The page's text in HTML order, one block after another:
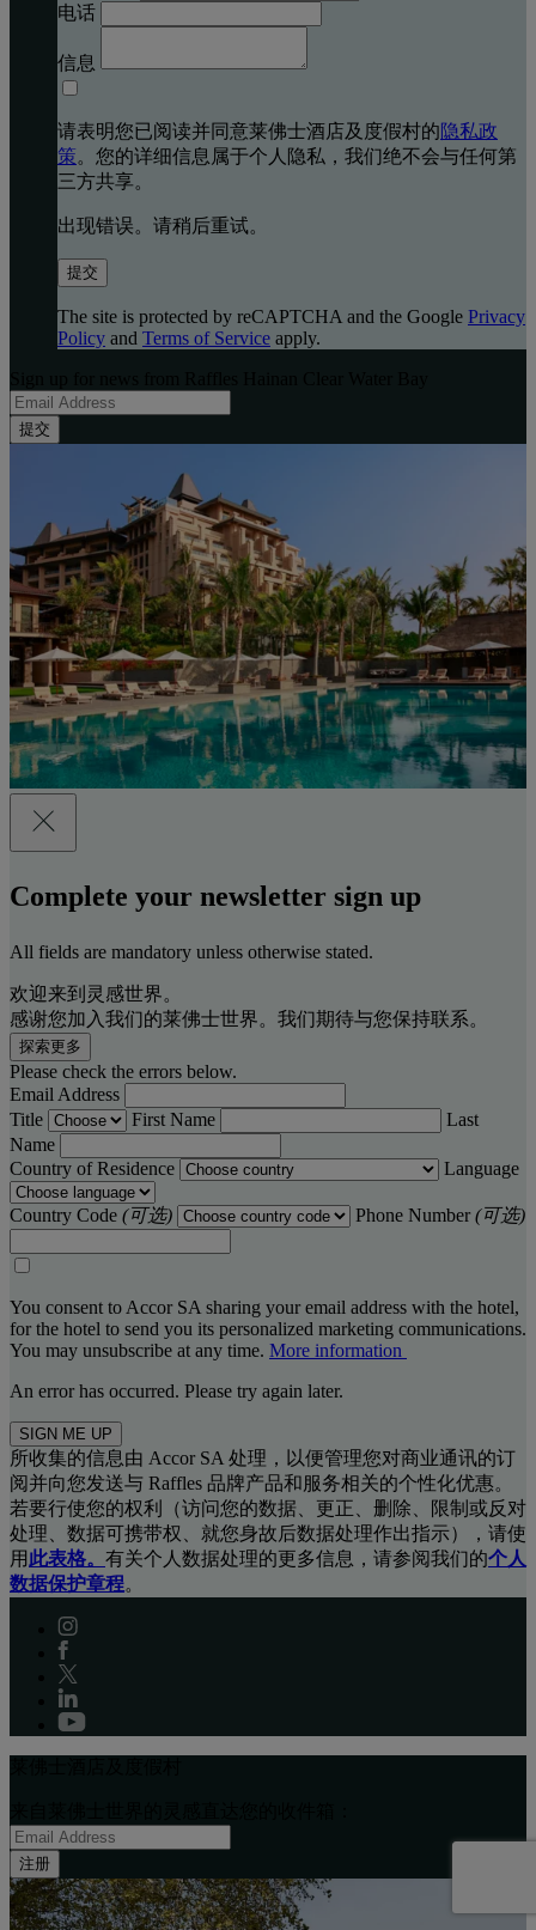
电话
信息
请表明您已阅读并同意莱佛士酒店及度假村的隐私政
策。您的详细信息属于个人隐私，我们绝不会与任何第
三方共享。
出现错误。请稍后重试。
提交
The site is protected by reCAPTCHA and the Google Privacy
Policy and Terms of Service apply.
提交
Complete your newsletter sign up
All fields are mandatory unless otherwise stated.
欢迎来到灵感世界。
感谢您加入我们的莱佛士世界。我们期待与您保持联系。
探索更多
Please check the errors below.
Email Address
Title
First Name
Last
Name
Country of Residence
Language
Country Code (可选) Phone Number (可选)
You consent to Accor SA sharing your email address with the hotel,
for the hotel to send you its personalized marketing communications.
You may unsubscribe at any time. More information
An error has occurred. Please try again later.
SIGN ME UP
所收集的信息由 Accor SA 处理，以便管理您对商业通讯的订
阅并向您发送与 Raffles 品牌产品和服务相关的个性化优惠。
若要行使您的权利（访问您的数据、更正、删除、限制或反对
处理、数据可携带权、就您身故后数据处理作出指示），请使
用 此表格。 有关个人数据处理的更多信息，请参阅我们的个人
数据保护章程。
注册